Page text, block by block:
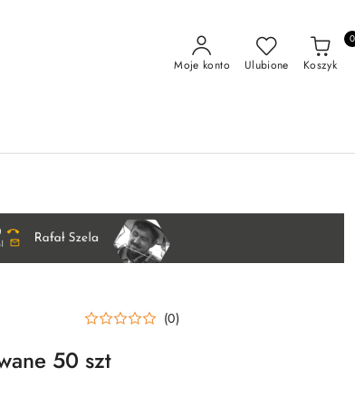
Moje konto Ulubione Koszyk
0
(0)
50 szt